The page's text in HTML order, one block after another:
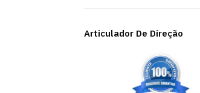
Articulador De Direção